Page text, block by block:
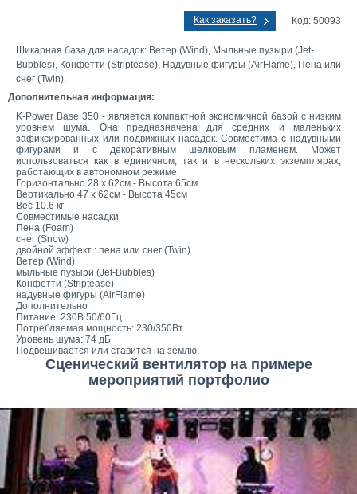
Как заказать? Код: 50093
Шикарная база для насадок: Ветер (Wind), Мыльные пузыри (Jet-
Bubbles), Конфетти (Striptease), Надувные фигуры (AirFlame), Пена или
снег (Twin).
Дополнительная информация:
K-Power Base 350 - является компактной экономичной базой с низким
уровнем шума. Она предназначена для средних и маленьких
зафиксированных или подвижных насадок. Совместима с надувными
фигурами и с декоративным шелковым пламенем. Может
использоваться как в единичном, так и в нескольких экземплярах,
работающих в автономном режиме.
Горизонтально 28 x 62cм - Высота 65cм
Вертикально 47 x 62cм - Высота 45cм
Вес 10.6 кг
Совместимые насадки
Пена (Foam)
снег (Snow)
двойной эффект : пена или снег (Twin)
Ветер (Wind)
мыльные пузыри (Jet-Bubbles)
Конфетти (Striptease)
надувные фигуры (AirFlame)
Дополнительно
Питание: 230В 50/60Гц
Потребляемая мощность: 230/350Вт
Уровень шума: 74 дБ
Подвешивается или ставится на землю.
Сценический вентилятор на примере
мероприятий портфолио